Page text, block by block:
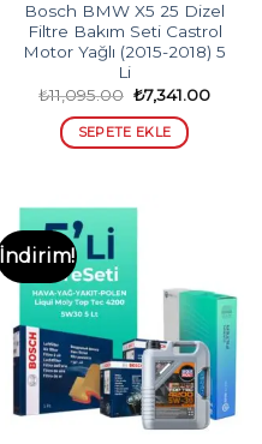
Bosch BMW X5 25 Dizel
Filtre Bakım Seti Castrol
Motor Yağlı (2015-2018) 5
Li
₺11,095.00 Orijinal
fiyat:
₺11,095.00.
₺7,341.00Şu
SEPETE EKLE
İndirim!